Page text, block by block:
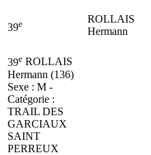
39e
ROLLAIS
Hermann
39e ROLLAIS
Hermann (136)
Sexe : M -
Catégorie :
TRAIL DES
GARCIAUX
SAINT
PERREUX